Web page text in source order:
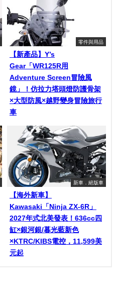
零件與用品
【新產品】Y’s
Gear「WR125R用
Adventure Screen冒險風
鏡」！仿拉力塔頭燈防護骨架
×大型防風×越野變身冒險旅行
車
新車．絕版車
【海外新車】
Kawasaki「Ninja ZX-6R」
2027年式北美發表！636cc四
缸×銀河銀/暮光藍新色
×KTRC/KIBS電控，11,599美
元起